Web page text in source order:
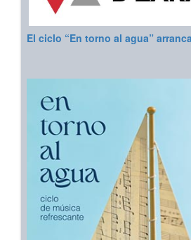
El ciclo “En torno al agua”